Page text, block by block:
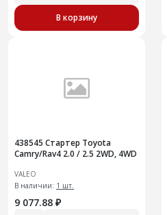
В корзину
438545 Стартер Toyota
Camry/Rav4 2.0 / 2.5 2WD, 4WD
VALEO
В наличии: 1 шт.
9 077.88 ₽